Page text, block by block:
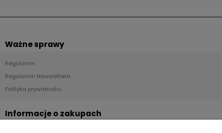
Ważne sprawy
Regulamin
Regulamin Newslettera
Polityka prywatności
Informacje o zakupach